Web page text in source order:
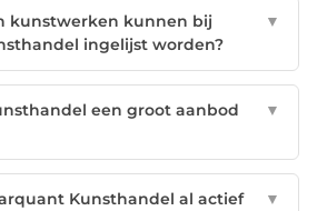
kunstwerken kunnen bij
ingelijst worden?
▼
een groot aanbod
▼
Kunsthandel al actief
▼